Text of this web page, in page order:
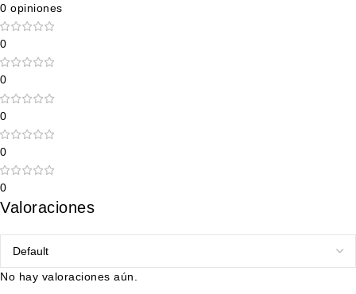
0 opiniones
0
0
0
0
0
Valoraciones
No hay valoraciones aún.